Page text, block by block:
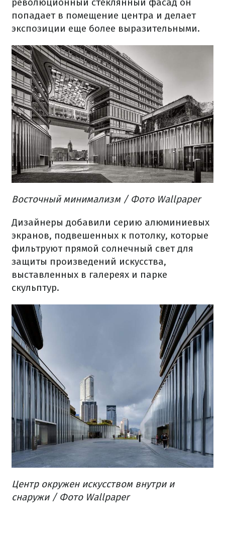
попадает в помещение центра и делает
экспозиции еще более выразительными.
Восточный минимализм/ Фото Wallpaper
Дизайнеры добавили серию алюминиевых
экранов, подвешенных к потолку, которые
фильтруют прямой солнечный свет для
защиты произведений искусства,
выставленных в галереях и парке
скульптур.
Центр окружен искусствомвнутри и
снаружи/ Фото Wallpaper